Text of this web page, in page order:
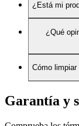
¿Está mi
¿Qué
Cómo
Garantía y